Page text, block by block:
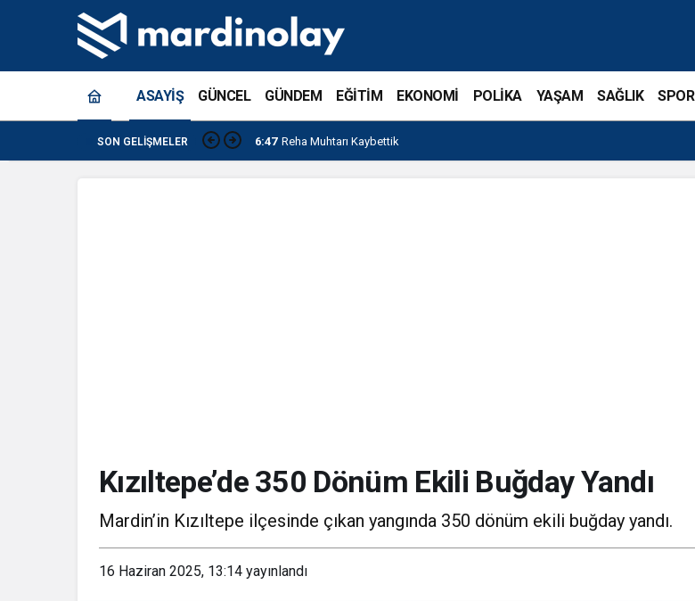
ASAYİŞ GÜNCEL GÜNDEM EĞİTİM EKONOMİ POLİKA YAŞAM SAĞLIK SPOR
SON GELIŞMELER 6:47 Reha Muhtarı Kaybettik
Kızıltepe’de 350 Dönüm Ekili Buğday Yandı
Mardin’in Kızıltepe ilçesinde çıkan yangında 350 dönüm ekili buğday yandı.
16 Haziran 2025, 13:14 yayınlandı